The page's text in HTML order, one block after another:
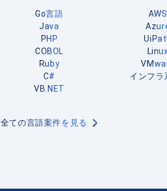
Go言語
Java
PHP
COBOL
Ruby
C#
VB.NET
全ての言語案件を見る
AWS
インフラ